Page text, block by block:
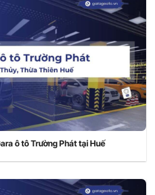
ô tô Trường Phát tại Huế